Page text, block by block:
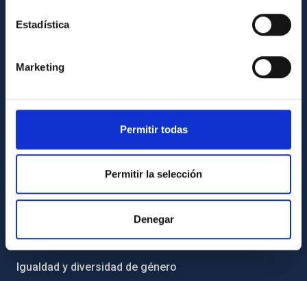
Estadística
Marketing
Permitir todas
Permitir la selección
Denegar
Cómo llegar al IAC
Biblioteca
INFORMACIÓN INSTITUCIONAL
Legislación
Código ético y política antifraude
Igualdad y diversidad de género